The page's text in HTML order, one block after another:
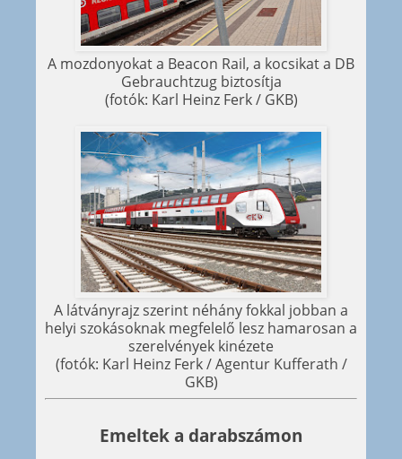
A mozdonyokat a Beacon Rail, a kocsikat a DB
Gebrauchtzug biztosítja
(fotók: Karl Heinz Ferk / GKB)
A látványrajz szerint néhány fokkal jobban a
helyi szokásoknak megfelelő lesz hamarosan a
szerelvények kinézete
(fotók: Karl Heinz Ferk / Agentur Kufferath /
GKB)
Emeltek a darabszámon